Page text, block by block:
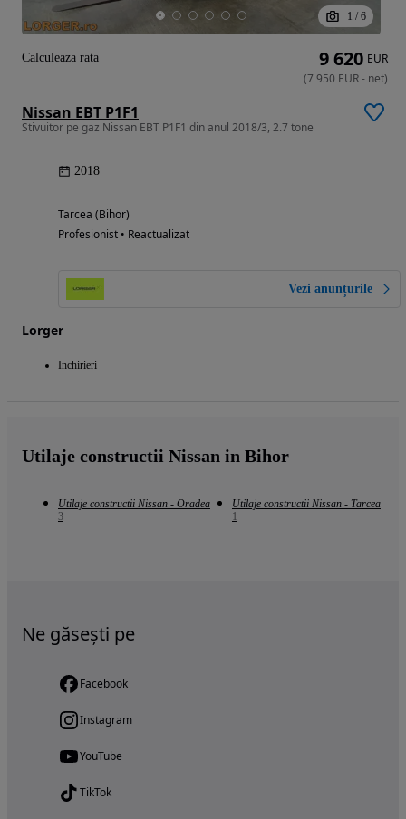
1 / 6
Nissan EBT P1F1
Stivuitor pe gaz Nissan EBT P1F1 din anul 2018/3, 2.7 tone
2018
Tarcea (Bihor)
Profesionist • Reactualizat
Vezi anunțurile
Lorger
Inchirieri
9 620 EUR
(7 950 EUR- net)
Calculeaza rata
Utilaje constructii Nissan in Bihor
Utilaje constructii Nissan - Oradea
3
Utilaje constructii Nissan - Tarcea
1
Ne găsești pe
Facebook
Instagram
YouTube
TikTok